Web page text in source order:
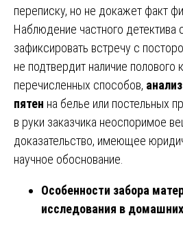
переписку, но не докажет факт
Наблюдение частного детектива
зафиксировать встречу с
не подтвердит наличие полового
перечисленных способов,
пятен на белье или постельных
в руки заказчика неоспоримое
доказательство, имеющее
научное обоснование.
Особенности забора
исследования в